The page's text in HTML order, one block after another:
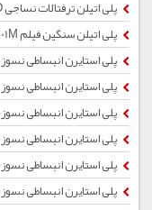
پلی اتیلن ترفتالات نساجی TG641 MOD
پلی اتیلن سنگین فیلم 50B01M
پلی استایرن انبساطی نسوز R400
پلی استایرن انبساطی نسوز R310
پلی استایرن انبساطی نسوز R300
پلی استایرن انبساطی نسوز R200
پلی استایرن انبساطی نسوز F400
پلی استایرن انبساطی نسوز F300